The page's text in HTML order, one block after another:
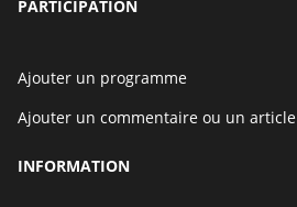
PARTICIPATION
Ajouter un programme
Ajouter un commentaire ou un article
INFORMATION